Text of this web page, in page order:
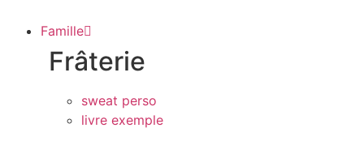
Famille
Frâterie
sweat perso
livre exemple